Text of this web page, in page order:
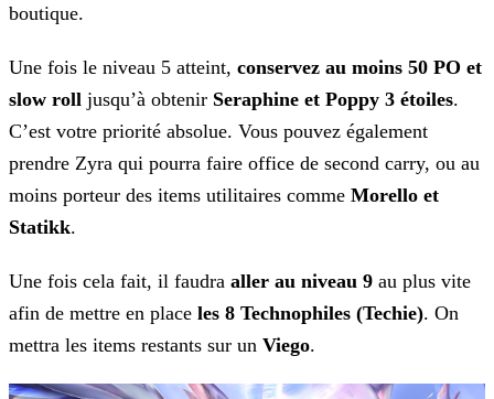
boutique.
Une fois le niveau 5 atteint, conservez au moins 50 PO et
slow roll jusqu’à obtenir Seraphine et Poppy 3 étoiles.
C’est votre priorité absolue. Vous pouvez également
prendre Zyra qui pourra faire office de second carry, ou au
moins porteur des items utilitaires comme Morello et
Statikk.
Une fois cela fait, il faudra aller au niveau 9 au plus vite
afin de mettre en place les 8 Technophiles (Techie). On
mettra les items restants sur un Viego.